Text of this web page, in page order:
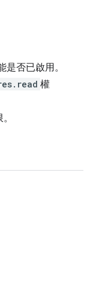
否已啟用。
權